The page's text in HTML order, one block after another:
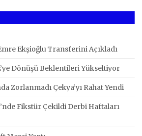
Ekşioğlu Transferini Açıkladı
Dönüşü Beklentileri Yükseltiyor
Zorlanmadı Çekya’yı Rahat Yendi
Fikstür Çekildi Derbi Haftaları